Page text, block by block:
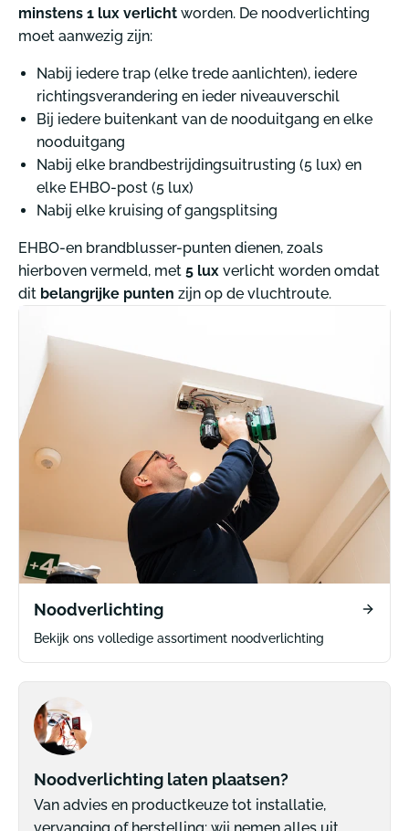
minstens 1 lux verlicht worden. De noodverlichting
moet aanwezig zijn:
Nabij iedere trap (elke trede aanlichten), iedere
richtingsverandering en ieder niveauverschil
Bij iedere buitenkant van de nooduitgang en elke
nooduitgang
Nabij elke brandbestrijdingsuitrusting (5 lux) en
elke EHBO-post (5 lux)
Nabij elke kruising of gangsplitsing
EHBO-en brandblusser-punten dienen, zoals
hierboven vermeld, met 5 lux verlicht worden omdat
dit belangrijke punten zijn op de vluchtroute.
Noodverlichting
Bekijk ons volledige assortiment noodverlichting
Noodverlichting laten plaatsen?
Van advies en productkeuze tot installatie,